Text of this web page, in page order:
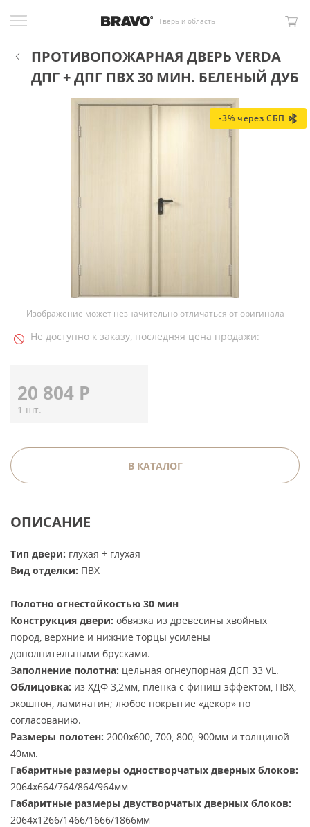
Тверь и область
ПРОТИВОПОЖАРНАЯ ДВЕРЬ VERDA
ДПГ + ДПГ ПВХ 30 МИН. БЕЛЕНЫЙ ДУБ
-3% через СБП
Изображение может незначительно отличаться от оригинала
Не доступно к заказу, последняя цена продажи:
20 804 Р
1 шт.
В КАТАЛОГ
ОПИСАНИЕ
Тип двери: глухая + глухая
Вид отделки: ПВХ
Полотно огнестойкостью 30 мин
Конструкция двери: обвязка из древесины хвойных
пород, верхние и нижние торцы усилены
дополнительными брусками.
Заполнение полотна: цельная огнеупорная ДСП 33 VL.
Облицовка: из ХДФ 3,2мм, пленка с финиш-эффектом, ПВХ,
экошпон, ламинатин; любое покрытие «декор» по
согласованию.
Размеры полотен: 2000х600, 700, 800, 900мм и толщиной
40мм.
Габаритные размеры одностворчатых дверных блоков:
2064х664/764/864/964мм
Габаритные размеры двустворчатых дверных блоков:
2064х1266/1466/1666/1866мм